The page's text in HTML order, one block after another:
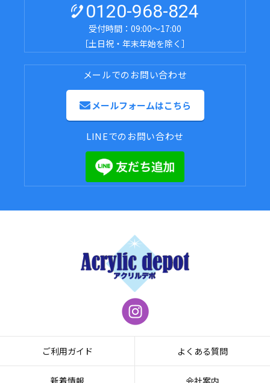
0120-968-824
受付時間：09:00～17:00
［土日祝・年末年始を除く］
メールでのお問い合わせ
メールフォームはこちら
LINEでのお問い合わせ
ご利用ガイド よくある質問
新着情報 会社案内